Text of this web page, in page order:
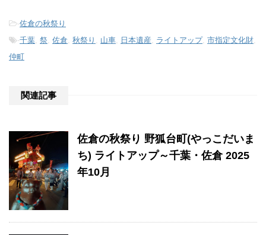
-佐倉の秋祭り
-千葉 祭 佐倉 秋祭り 山車 日本遺産 ライトアップ, 市指定文化財
仲町
関連記事
佐倉の秋祭り 野狐台町(やっこだいま
ち) ライトアップ～千葉・佐倉 2025
年10月